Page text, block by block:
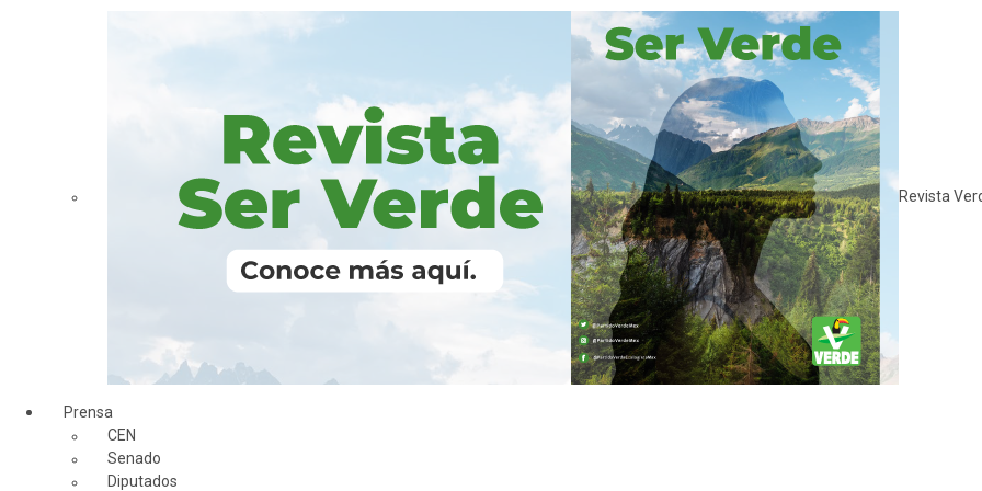
Revista
Prensa
CEN
Senado
Diputados